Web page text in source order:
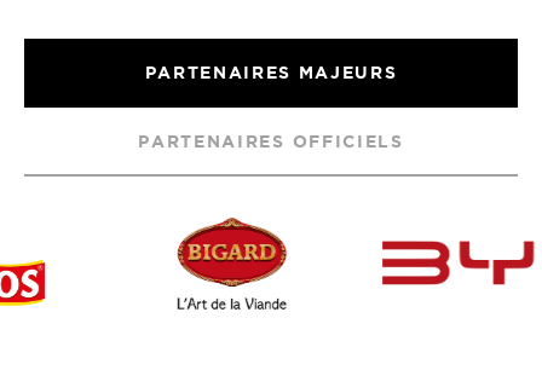
PARTENAIRES MAJEURS
PARTENAIRES OFFICIELS